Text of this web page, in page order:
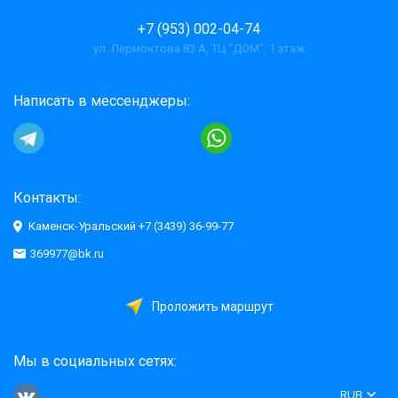
+7 (953) 002-04-74
ул. Лермонтова 83 А, ТЦ "ДОМ", 1 этаж
Написать в мессенджеры:
Контакты:
Каменск-Уральский +7 (3439) 36-99-77
369977@bk.ru
Проложить маршрут
Мы в социальных сетях:
RUB